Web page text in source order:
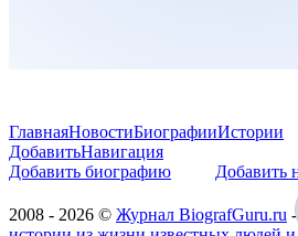
ГлавнаяНовостиБиографииИстории
ДобавитьНавигация
Добавить биографию
Добавить
2008 - 2026 © Журнал BiografGuru.ru -